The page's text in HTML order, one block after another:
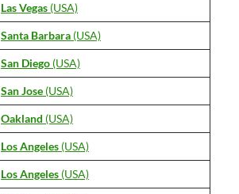
Las Vegas (USA)
Santa Barbara (USA)
San Diego (USA)
San Jose (USA)
Oakland (USA)
Los Angeles (USA)
Los Angeles (USA)